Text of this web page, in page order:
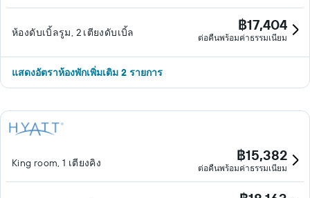
ห้องดับเบิ้ลรูม, 2 เตียงดับเบิ้ล ฿17,404
ต่อคืนพร้อมค่าธรรมเนียม
แสดงอัตราห้องพักเพิ่มเติม 2 รายการ
King room, 1 เตียงคิง ฿15,382
ต่อคืนพร้อมค่าธรรมเนียม